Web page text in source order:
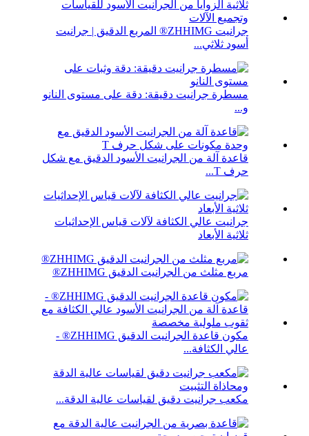
جرانيت ZHHIMG® المربع الدقيق | جرانيت
أسود ثلاثي...
مسطرة جرانيت دقيقة: دقة على مستوى النانو
و...
قاعدة آلة من الجرانيت الأسود الدقيق مع شكل
حرف T...
جرانيت عالي الكثافة لآلات قياس الإحداثيات
ثلاثية الأبعاد
مربع مثلث من الجرانيت الدقيق ZHHIMG®
مكون قاعدة الجرانيت الدقيق ZHHIMG® -
عالي الكثافة...
مكعب جرانيت دقيق لقياسات عالية الدقة...